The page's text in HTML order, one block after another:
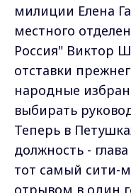
милиции Елена
местного
Россия" Виктор
отставки
народные
выбирать
Теперь в
должность -
тот самый сити-
отрывом в один